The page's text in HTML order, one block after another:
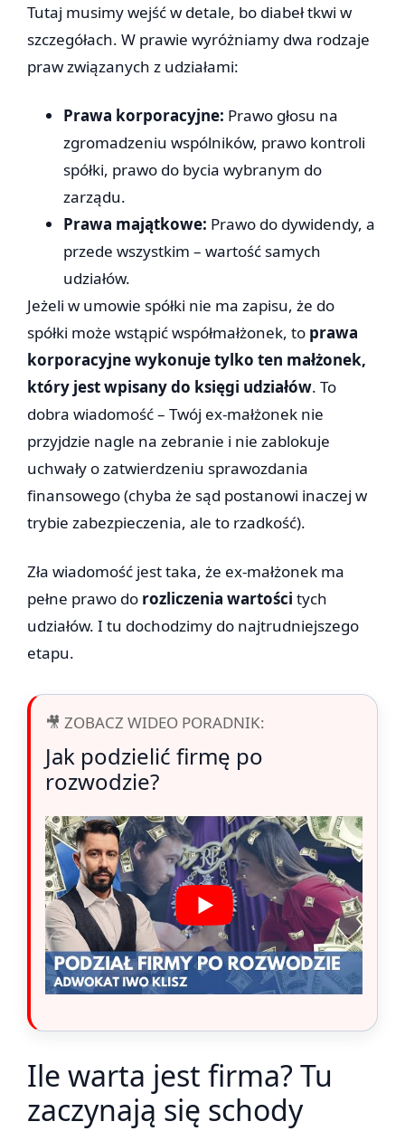
Tutaj musimy wejść w detale, bo diabeł tkwi w
szczegółach. W prawie wyróżniamy dwa rodzaje
praw związanych z udziałami:
Prawa korporacyjne: Prawo głosu na
zgromadzeniu wspólników, prawo kontroli
spółki, prawo do bycia wybranym do
zarządu.
Prawa majątkowe: Prawo do dywidendy, a
przede wszystkim – wartość samych
udziałów.
Jeżeli w umowie spółki nie ma zapisu, że do
spółki może wstąpić współmałżonek, to prawa
korporacyjne wykonuje tylko ten małżonek,
który jest wpisany do księgi udziałów. To
dobra wiadomość – Twój ex-małżonek nie
przyjdzie nagle na zebranie i nie zablokuje
uchwały o zatwierdzeniu sprawozdania
finansowego (chyba że sąd postanowi inaczej w
trybie zabezpieczenia, ale to rzadkość).
Zła wiadomość jest taka, że ex-małżonek ma
pełne prawo do rozliczenia wartości tych
udziałów. I tu dochodzimy do najtrudniejszego
etapu.
🎥 ZOBACZ WIDEO PORADNIK:
Jak podzielić firmę po
rozwodzie?
Ile warta jest firma? Tu
zaczynają się schody